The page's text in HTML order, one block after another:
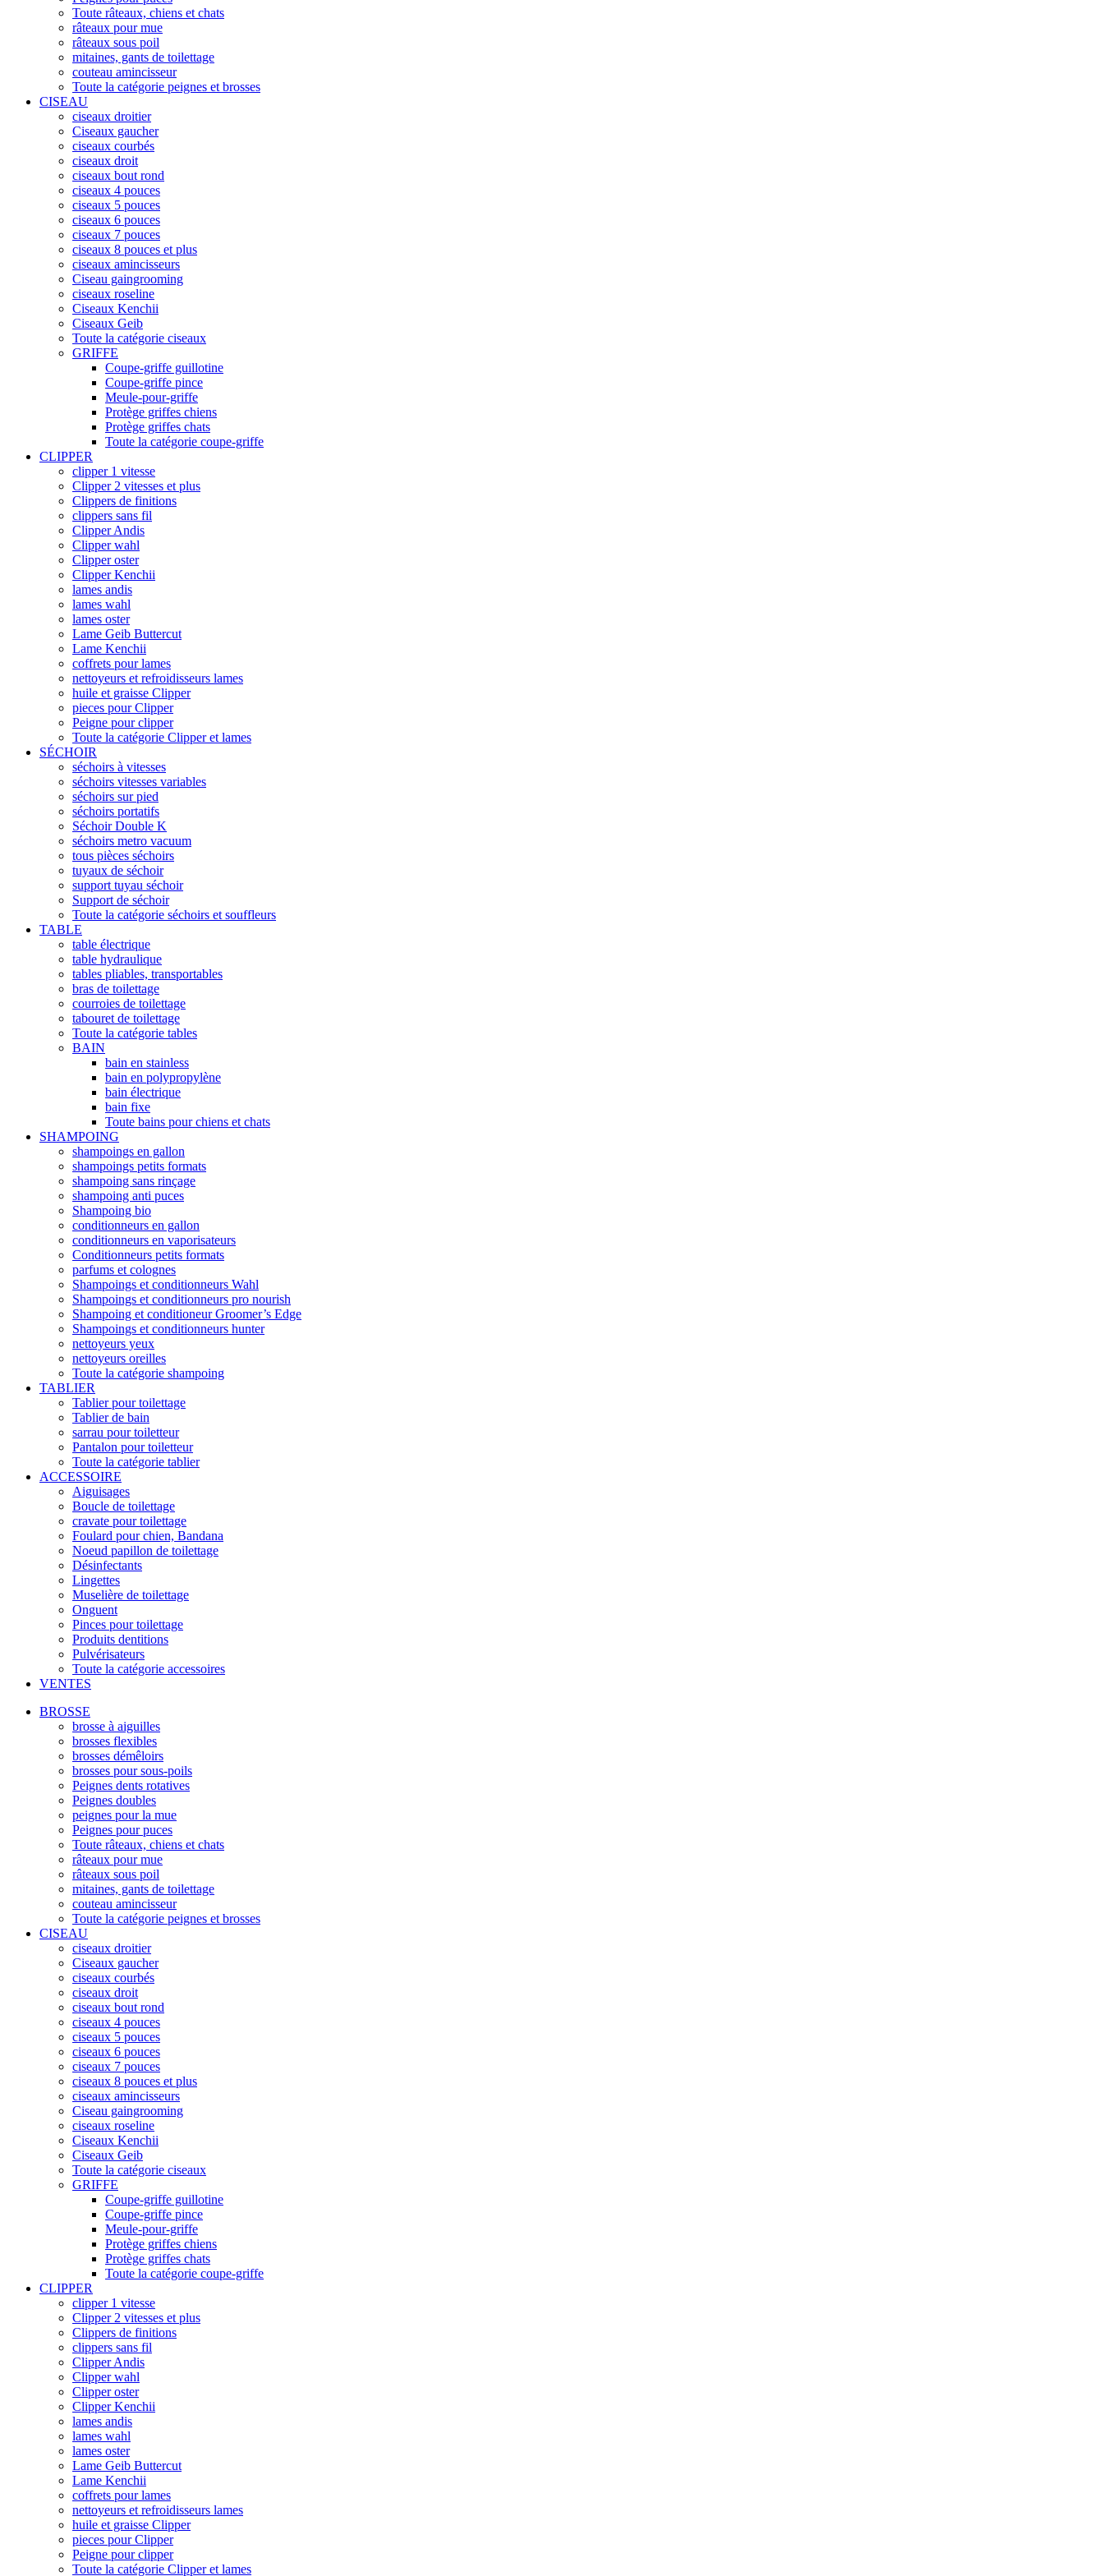
Toute râteaux, chiens et chats
râteaux pour mue
râteaux sous poil
mitaines, gants de toilettage
couteau amincisseur
Toute la catégorie peignes et brosses
CISEAU
ciseaux droitier
Ciseaux gaucher
ciseaux courbés
ciseaux droit
ciseaux bout rond
ciseaux 4 pouces
ciseaux 5 pouces
ciseaux 6 pouces
ciseaux 7 pouces
ciseaux 8 pouces et plus
ciseaux amincisseurs
Ciseau gaingrooming
ciseaux roseline
Ciseaux Kenchii
Ciseaux Geib
Toute la catégorie ciseaux
GRIFFE
Coupe-griffe guillotine
Coupe-griffe pince
Meule-pour-griffe
Protège griffes chiens
Protège griffes chats
Toute la catégorie coupe-griffe
CLIPPER
clipper 1 vitesse
Clipper 2 vitesses et plus
Clippers de finitions
clippers sans fil
Clipper Andis
Clipper wahl
Clipper oster
Clipper Kenchii
lames andis
lames wahl
lames oster
Lame Geib Buttercut
Lame Kenchii
coffrets pour lames
nettoyeurs et refroidisseurs lames
huile et graisse Clipper
pieces pour Clipper
Peigne pour clipper
Toute la catégorie Clipper et lames
SÉCHOIR
séchoirs à vitesses
séchoirs vitesses variables
séchoirs sur pied
séchoirs portatifs
Séchoir Double K
séchoirs metro vacuum
tous pièces séchoirs
tuyaux de séchoir
support tuyau séchoir
Support de séchoir
Toute la catégorie séchoirs et souffleurs
TABLE
table électrique
table hydraulique
tables pliables, transportables
bras de toilettage
courroies de toilettage
tabouret de toilettage
Toute la catégorie tables
BAIN
bain en stainless
bain en polypropylène
bain électrique
bain fixe
Toute bains pour chiens et chats
SHAMPOING
shampoings en gallon
shampoings petits formats
shampoing sans rinçage
shampoing anti puces
Shampoing bio
conditionneurs en gallon
conditionneurs en vaporisateurs
Conditionneurs petits formats
parfums et colognes
Shampoings et conditionneurs Wahl
Shampoings et conditionneurs pro nourish
Shampoing et conditioneur Groomer’s Edge
Shampoings et conditionneurs hunter
nettoyeurs yeux
nettoyeurs oreilles
Toute la catégorie shampoing
TABLIER
Tablier pour toilettage
Tablier de bain
sarrau pour toiletteur
Pantalon pour toiletteur
Toute la catégorie tablier
ACCESSOIRE
Aiguisages
Boucle de toilettage
cravate pour toilettage
Foulard pour chien, Bandana
Noeud papillon de toilettage
Désinfectants
Lingettes
Muselière de toilettage
Onguent
Pinces pour toilettage
Produits dentitions
Pulvérisateurs
Toute la catégorie accessoires
VENTES
BROSSE
brosse à aiguilles
brosses flexibles
brosses démêloirs
brosses pour sous-poils
Peignes dents rotatives
Peignes doubles
peignes pour la mue
Peignes pour puces
Toute râteaux, chiens et chats
râteaux pour mue
râteaux sous poil
mitaines, gants de toilettage
couteau amincisseur
Toute la catégorie peignes et brosses
CISEAU
ciseaux droitier
Ciseaux gaucher
ciseaux courbés
ciseaux droit
ciseaux bout rond
ciseaux 4 pouces
ciseaux 5 pouces
ciseaux 6 pouces
ciseaux 7 pouces
ciseaux 8 pouces et plus
ciseaux amincisseurs
Ciseau gaingrooming
ciseaux roseline
Ciseaux Kenchii
Ciseaux Geib
Toute la catégorie ciseaux
GRIFFE
Coupe-griffe guillotine
Coupe-griffe pince
Meule-pour-griffe
Protège griffes chiens
Protège griffes chats
Toute la catégorie coupe-griffe
CLIPPER
clipper 1 vitesse
Clipper 2 vitesses et plus
Clippers de finitions
clippers sans fil
Clipper Andis
Clipper wahl
Clipper oster
Clipper Kenchii
lames andis
lames wahl
lames oster
Lame Geib Buttercut
Lame Kenchii
coffrets pour lames
nettoyeurs et refroidisseurs lames
huile et graisse Clipper
pieces pour Clipper
Peigne pour clipper
Toute la catégorie Clipper et lames